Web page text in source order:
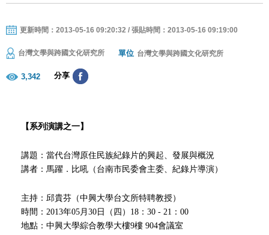
更新時間：2013-05-16 09:20:32 / 張貼時間：2013-05-16 09:19:00
台灣文學與跨國文化研究所 單位 台灣文學與跨國文化研究所
3,342 分享
【系列演講之一】
講題：當代台灣原住民族紀錄片的興起、發展與概況
講者：馬躍 ．比吼 （台南市民委會主委 、紀錄片導演）
主持：邱貴芬（中興大學台文所特聘教授）
時間： 2013年05 月 30日（四） 18 ： 30 - 21 ： 00
地點： 中興大學綜合教學大樓9樓 904會議室